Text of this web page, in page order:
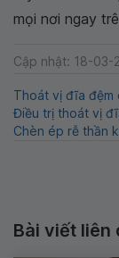
mọi nơi ngay
Cập nhật: 18-03-
Thoát vị đĩa đệm
Điều trị thoát vị
Chèn ép rễ thần
Bài viết liên